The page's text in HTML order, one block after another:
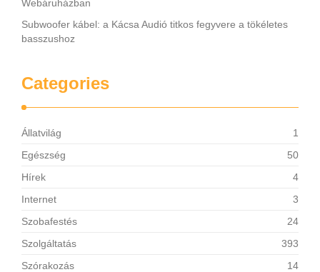
Webáruházban
Subwoofer kábel: a Kácsa Audió titkos fegyvere a tökéletes
basszushoz
Categories
Állatvilág
1
Egészség
50
Hírek
4
Internet
3
Szobafestés
24
Szolgáltatás
393
Szórakozás
14